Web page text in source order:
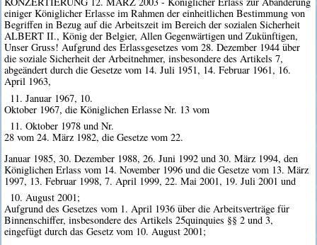
einiger Königlicher Erlasse im Rahmen der einheitlichen Bestimmung von
Begriffen in Bezug auf die Arbeitszeit im Bereich der sozialen Sicherheit
ALBERT II., König der Belgier, Allen Gegenwärtigen und Zukünftigen,
Unser Gruss! Aufgrund des Erlassgesetzes vom 28. Dezember 1944 über
die soziale Sicherheit der Arbeitnehmer, insbesondere des Artikels 7,
abgeändert durch die Gesetze vom 14. Juli 1951, 14. Februar 1961, 16.
April 1963,
11. Januar 1967, 10.
Oktober 1967, die Königlichen Erlasse Nr. 13 vom
11. Oktober 1978 und Nr.
28 vom 24. März 1982, die Gesetze vom 22.
Januar 1985, 30. Dezember 1988, 26. Juni 1992 und 30. März 1994, den
Königlichen Erlass vom 14. November 1996 und die Gesetze vom 13. März
1997, 13. Februar 1998, 7. April 1999, 22. Mai 2001, 19. Juli 2001 und
10. August 2001;
Aufgrund des Gesetzes vom 1. April 1936 über die Arbeitsverträge für
Binnenschiffer, insbesondere des Artikels 25quinquies §§ 2 und 3,
eingefügt durch das Gesetz vom 10. August 2001;